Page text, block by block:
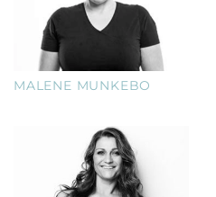
MALENE MUNKEBO